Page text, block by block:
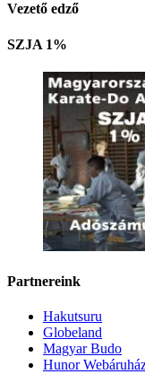
Vezető edző
SZJA 1%
Partnereink
Hakutsuru
Globeland
Magyar Budo
Hunor